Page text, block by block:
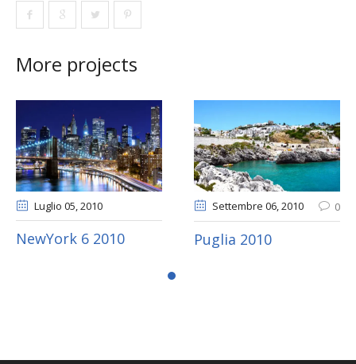
More projects
Luglio 05 , 2010
NewYork 6 2010
Settembre 06 , 2010 0
Puglia 2010